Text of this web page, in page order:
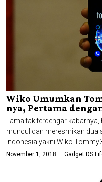
Wiko Umumkan
nya, Pertama
Lama tak terdengar
muncul dan meresmikan dua
Indonesia yakni Wiko
November 1, 2018 Gadget DS·